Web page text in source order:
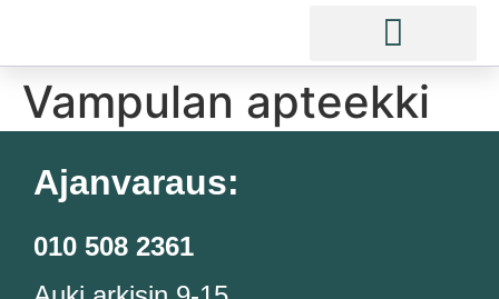
Vampulan apteekki
Ajanvaraus:
010 508 2361